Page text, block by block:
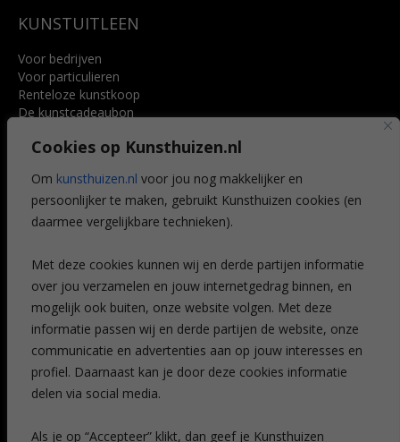
Cookies op Kunsthuizen.nl
Om kunsthuizen.nl voor jou nog makkelijker en
persoonlijker te maken, gebruikt Kunsthuizen cookies (en
daarmee vergelijkbare technieken).
Met deze cookies kunnen wij en derde partijen informatie
over jou verzamelen en jouw internetgedrag binnen, en
mogelijk ook buiten, onze website volgen. Met deze
informatie passen wij en derde partijen de website, onze
communicatie en advertenties aan op jouw interesses en
profiel. Daarnaast kan je door deze cookies informatie
delen via social media.
Als je op “Accepteer” klikt, dan geef je Kunsthuizen
KUNSTUITLEEN
Voor bedrijven
Voor particulieren
Renteloze kunstkoop
De kunstcadeaubon
Voordelen
Veelgestelde vragen
CONTACT
Leiden
Amsterdam
Breda
Favorieten
Mijn art alert
NIEUWSBRIEF